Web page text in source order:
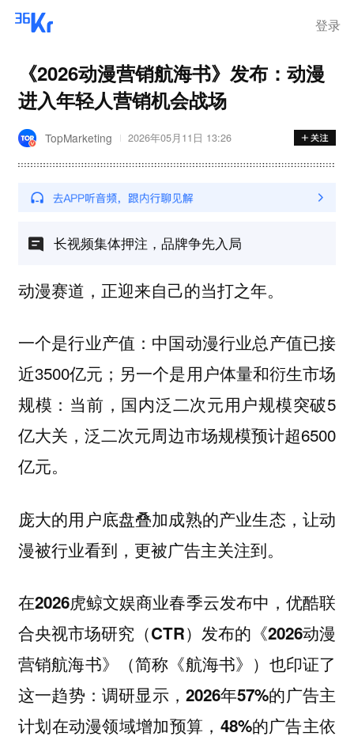
登录
《2026动漫营销航海书》发布：动漫
进入年轻人营销机会战场
TopMarketing 2026年05月11日 13:26
长视频集体押注，品牌争先入局
动漫赛道，正迎来自己的当打之年。
一个是行业产值：中国动漫行业总产值已接
近3500亿元；另一个是用户体量和衍生市场
规模：当前，国内泛二次元用户规模突破5
亿大关，泛二次元周边市场规模预计超6500
亿元。
庞大的用户底盘叠加成熟的产业生态，让动
漫被行业看到，更被广告主关注到。
在2026虎鲸文娱商业春季云发布中，优酷联
合央视市场研究（CTR）发布的《2026动漫
营销航海书》（简称《航海书》）也印证了
这一趋势：调研显示，2026年57%的广告主
计划在动漫领域增加预算，48%的广告主依